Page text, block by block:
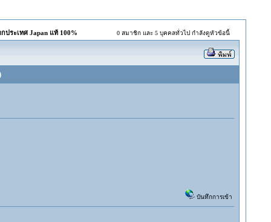
ประเทศ Japan แท้ 100% 0 สมาชิก และ 5 บุคคลทั่วไป กำลังดูหัวข้อนี้
บันทึกการเข้า